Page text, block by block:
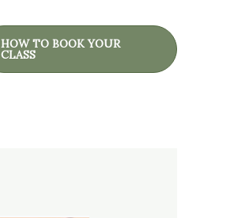
HOW TO BOOK YOUR
CLASS